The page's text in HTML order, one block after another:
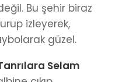
Bu şehir biraz
izleyerek,
güzel.
Selam